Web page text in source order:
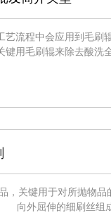
辊商品，下面简易详细介绍。 1、
，关键用于对所抛物